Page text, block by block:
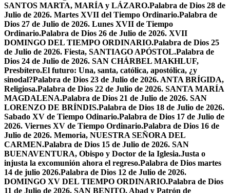
SANTOS MARTA, MARÍA y LÁZARO.Palabra de Dios 28 de
Julio de 2026. Martes XVII del Tiempo Ordinario.Palabra de
Dios 27 de Julio de 2026. Lunes XVII de Tiempo
Ordinario.Palabra de Dios 26 de Julio de 2026. XVII
DOMINGO DEL TIEMPO ORDINARIO.Palabra de Dios 25
de Julio de 2026. Fiesta, SANTIAGO APÓSTOL.Palabra de
Dios 24 de Julio de 2026. SAN CHÁRBEL MAKHLUF,
Presbítero.El futuro: Una, santa, católica, apostólica, ¿y
sinodal?Palabra de Dios 23 de Julio de 2026. ANTA BRÍGIDA,
Religiosa.Palabra de Dios 22 de Julio de 2026. SANTA MARÍA
MAGDALENA.Palabra de Dios 21 de Julio de 2026. SAN
LORENZO DE BRÍNDIS.Palabra de Dios 18 de Julio de 2026.
Sabado XV de Tiempo Odinario.Palabra de Dios 17 de Julio de
2026. Viernes XV de Tiempo Ordinario.Palabra de Dios 16 de
Julio de 2026. Memoria, NUESTRA SEÑORA DEL
CARMEN.Palabra de Dios 15 de Julio de 2026. SAN
BUENAVENTURA, Obispo y Doctor de la Iglesia.Justa o
injusta la excomunión ahora el regreso.Palabra de Dios martes
14 de julio 2026.Palabra de Dios 12 de Julio de 2026.
DOMINGO XV DEL TIEMPO ORDINARIO.Palabra de Dios
11 de Julio de 2026. SAN BENITO, Abad y Patrón de